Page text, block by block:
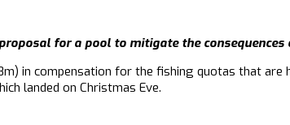
for a pool to mitigate the
in compensation for the fishing quotas that
landed on Christmas Eve.